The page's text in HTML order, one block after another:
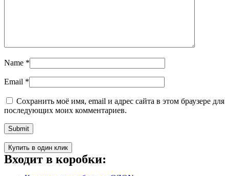
Name *
Email *
Сохранить моё имя, email и адрес сайта в этом браузере для
последующих моих комментариев.
Купить в один клик
Входит в коробки: